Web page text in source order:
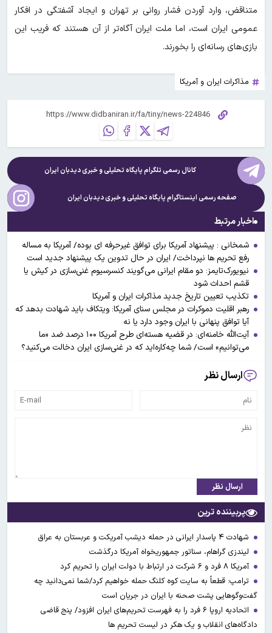
متناقض، وارد آوردن فشار روانی بر تهران و ایجاد آشفتگی در افکار
عمومی ایران است، اما ملت ایران آگاه‌تر از آن هستند که فریب این
بازی‌های رسانه‌ای را بخورند.
مذاکرات ایران و آمریکا
کانال رسمی تلگرام پایگاه تحلیلی و خبریدیدبان ایران
صفحه رسمی اینستاگرام پایگاه تحلیلی و خبریدیدبان ایران
اخبار مرتبط
شمخانی : پیشنهاد آمریکا برای توافق غیرحرفه ای بوده/ آمریکا به مساله
رفع تحریم ها نپرداخت/ ایران در حال تدوین یک پیشنهاد جدید است
نیویورک‌تایمز: دو مقام ایرانی می‌گویند کنسرسیوم غنی‌سازی در کیش یا
قشم احداث شود
تکذیب تعیین تاریخ جدید مذاکرات ایران و آمریکا
رهبر اقلیت دموکرات در مجلس سنای آمریکا: ویتکاف باید شهادت بدهد که
آیا توافق پنهانی با ایران وجود دارد یا نه
آیت‌الله خامنه‌ای: در قضیه هسته‌ای طرح آمریکا ۱۰۰ درصد ضد «ما
می‌توانیم» است/ شما چه‌کاره‌اید که در غنی‌سازی ایران دخالت می‌کنید؟
ارسال نظر
ارسال نظر
پربیننده ترین
شهادت ۴ پاسدار ایرانی در حمله دیشب آمریکت و عربستان به عراق
لیندزی گراهام، سناتور جمهوریخواه آمریکا درگذشت
آمریکا ۸ فرد و ۶ شرکت در ارتباط با دولت ایران را تحریم کرد
ترامپ: قطعاً به سایت کوه کلنگ حمله خواهیم کرد/شما نمی‌دانید چه
گفت‌وگوهایی پشت صحنه با ایران در جریان است
اتحادیه اروپا ۶ فرد را به فهرست تحریم‌های ایران افزود/ پنج قاضی
دادگاه‌های انقلاب و یک هکر در لیست تحریم ها